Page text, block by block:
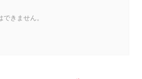
きません。